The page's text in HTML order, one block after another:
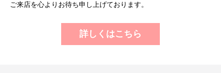
ご来店を心よりお待ち申し上げております。
詳しくはこちら